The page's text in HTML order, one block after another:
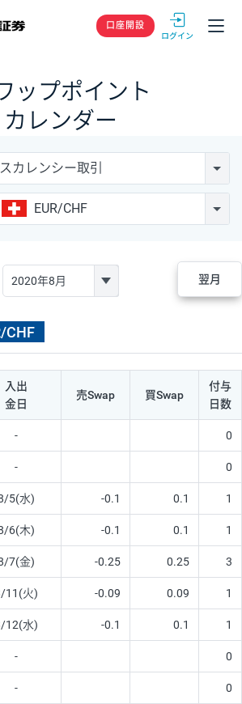
GMOクリック
口座開設
ップポイント
カレンダー
カレンシー取引
EUR/CHF
翌月
CHF
入出
金日
売Swap 買Swap
付与
日数
- 0
- 0
5(水) -0.1 0.1 1
6(木) -0.1 0.1 1
7(金) -0.25 0.25 3
11(火) -0.09 0.09 1
12(水) -0.1 0.1 1
- 0
- 0